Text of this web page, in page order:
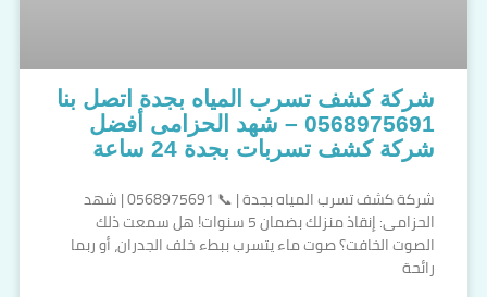
شركة كشف تسرب المياه بجدة اتصل بنا
0568975691 – شهد الحزامى أفضل
شركة كشف تسربات بجدة 24 ساعة
شركة كشف تسرب المياه بجدة | 📞 0568975691 | شهد
الحزامى: إنقاذ منزلك بضمان 5 سنوات! هل سمعت ذلك
الصوت الخافت؟ صوت ماء يتسرب ببطء خلف الجدران، أو ربما
رائحة